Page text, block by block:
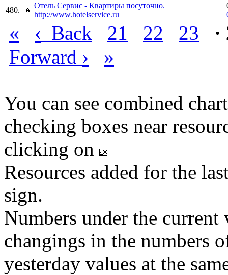
480.
Отель Сервис - Квартиры посуточно.
http://www.hotelservice.ru
« ‹ Back 21 22 23
Forward › »
You can see combined
checking boxes near
clicking on
Resources added for the
sign.
Numbers under the
changings in the numbers
yesterday values at the